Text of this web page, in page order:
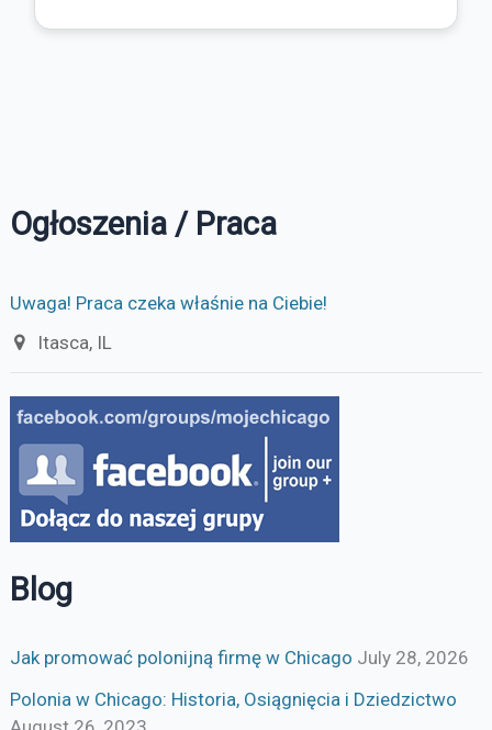
Ogłoszenia / Praca
Uwaga! Praca czeka właśnie na Ciebie!
Itasca, IL
Blog
Jak promować polonijną firmę w Chicago July 28, 2026
Polonia w Chicago: Historia, Osiągnięcia i Dziedzictwo